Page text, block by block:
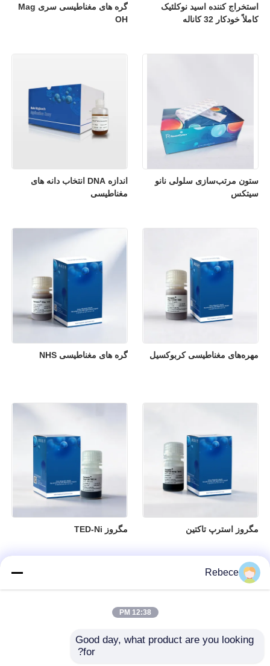
گره های مغناطیسی سری Mag
OH
استخراج کننده اسید نوکلئیک
کاملاً خودکار 32 کاناله
اندازه DNA انتخاب دانه های
مغناطیسی
ستون مرتب‌سازی سلولی نانو
سیتکس
گره های مغناطیسی NHS مهره‌های مغناطیسی کربوکسیل
مگروز TED-Ni مگروز استرپ تاکتین
Rebece
12:38 PM
Good day, what product are you looking
for?